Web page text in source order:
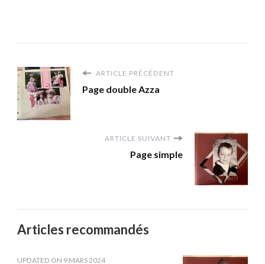
ARTICLE PRÉCÉDENT
Page double Azza
ARTICLE SUIVANT
Page simple
Articles recommandés
UPDATED ON 9 MARS 2024